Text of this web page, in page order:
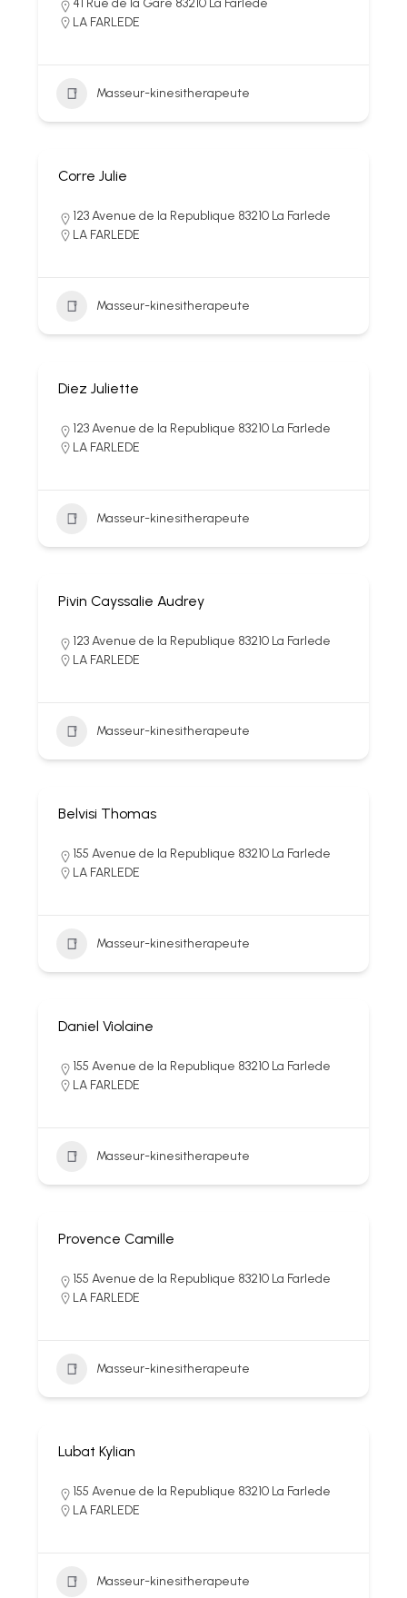
41 Rue de la Gare 83210 La Farlede
LA FARLEDE
Masseur-kinesitherapeute
Corre Julie
123 Avenue de la Republique 83210 La Farlede
LA FARLEDE
Masseur-kinesitherapeute
Diez Juliette
123 Avenue de la Republique 83210 La Farlede
LA FARLEDE
Masseur-kinesitherapeute
Pivin Cayssalie Audrey
123 Avenue de la Republique 83210 La Farlede
LA FARLEDE
Masseur-kinesitherapeute
Belvisi Thomas
155 Avenue de la Republique 83210 La Farlede
LA FARLEDE
Masseur-kinesitherapeute
Daniel Violaine
155 Avenue de la Republique 83210 La Farlede
LA FARLEDE
Masseur-kinesitherapeute
Provence Camille
155 Avenue de la Republique 83210 La Farlede
LA FARLEDE
Masseur-kinesitherapeute
Lubat Kylian
155 Avenue de la Republique 83210 La Farlede
LA FARLEDE
Masseur-kinesitherapeute